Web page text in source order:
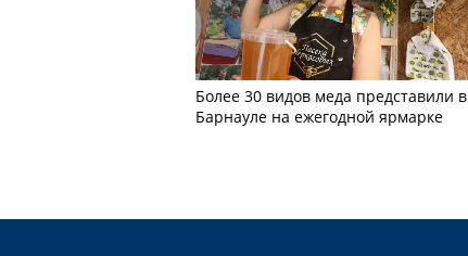
Более 30 видов меда представили в
Барнауле на ежегодной ярмарке